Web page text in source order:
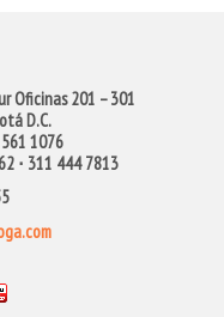
Oficinas 201 – 301
D.C.
1076
⋅ 311 444 7813